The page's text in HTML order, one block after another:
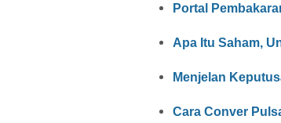
Portal
Apa Itu Saham,
Menjelan
Cara Conver